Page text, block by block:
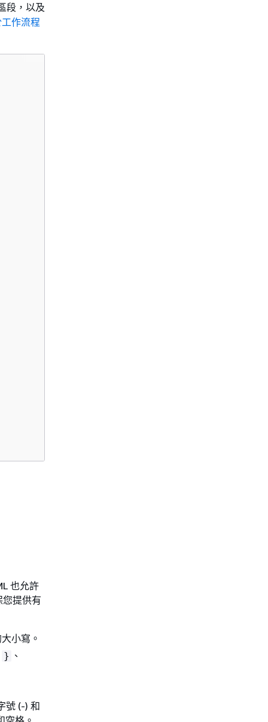
段，以及
作流程
也允許
提供有
小寫。
} 、
號 (-) 和